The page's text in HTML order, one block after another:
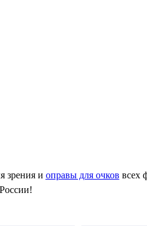
зрения и оправы для очков всех